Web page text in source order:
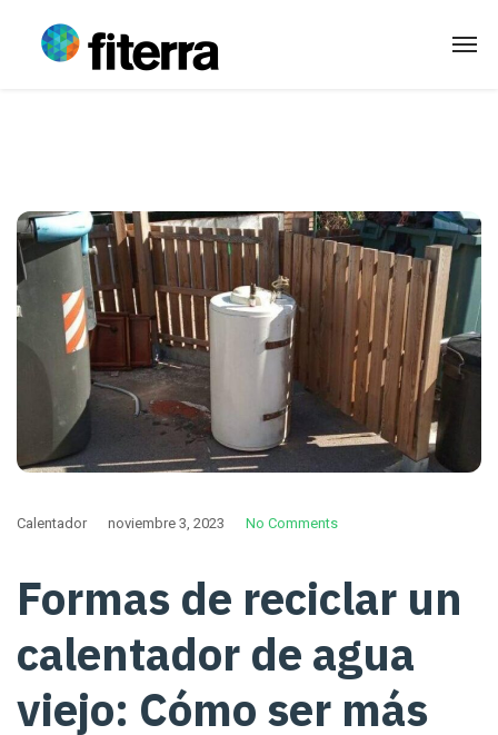
Calentador noviembre 3, 2023 No Comments
Formas de reciclar un
calentador de agua
viejo: Cómo ser más